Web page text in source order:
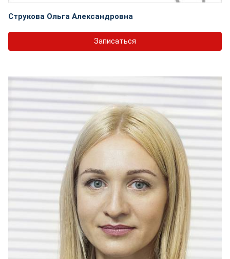
Струкова Ольга Александровна
Записаться